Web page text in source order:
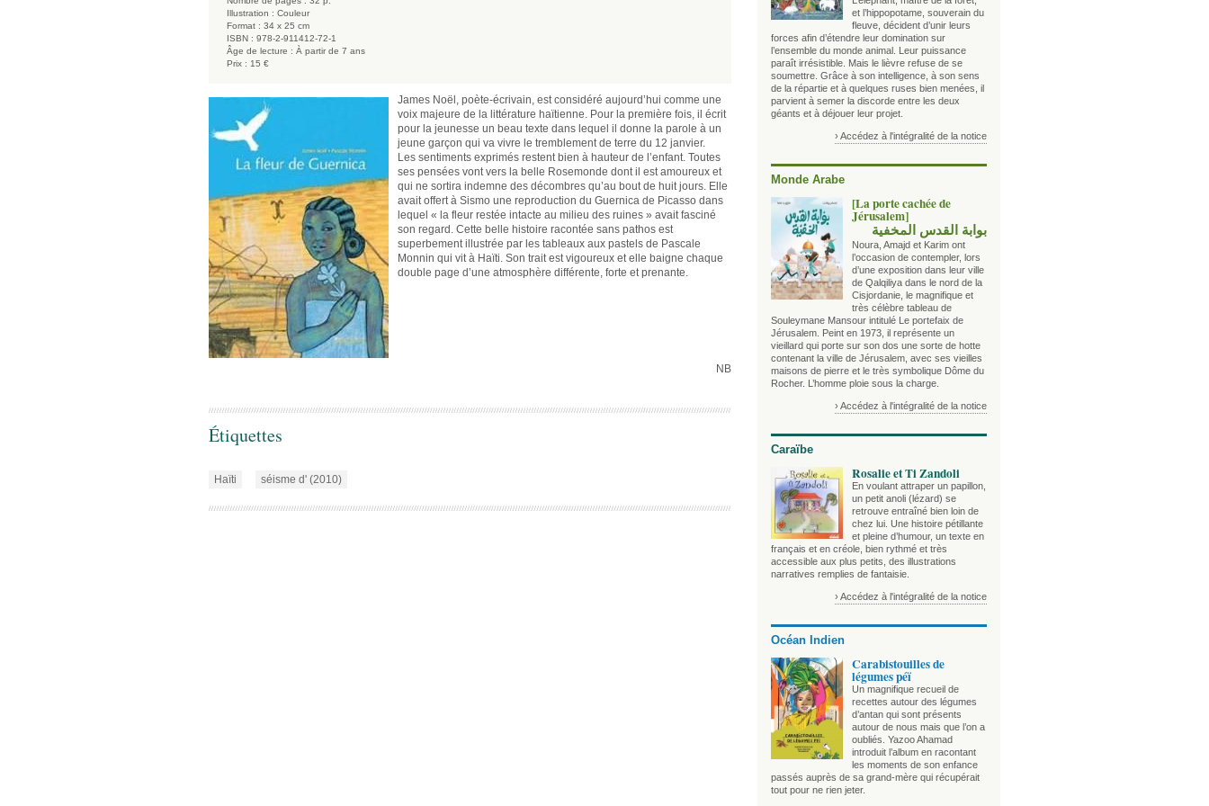
Illustration : Couleur
Format : 34 x 25 cm
ISBN : 978-2-911412-72-1
Âge de lecture : À partir de 7 ans
Prix : 15 €
James Noël, poète-écrivain, est considéré aujourd’hui comme une
voix majeure de la littérature haïtienne. Pour la première fois, il écrit
pour la jeunesse un beau texte dans lequel il donne la parole à un
jeune garçon qui va vivre le tremblement de terre du 12 janvier.
Les sentiments exprimés restent bien à hauteur de l’enfant. Toutes
ses pensées vont vers la belle Rosemonde dont il est amoureux et
qui ne sortira indemne des décombres qu’au bout de huit jours. Elle
avait offert à Sismo une reproduction du Guernica de Picasso dans
lequel « la fleur restée intacte au milieu des ruines » avait fasciné
son regard. Cette belle histoire racontée sans pathos est
superbement illustrée par les tableaux aux pastels de Pascale
Monnin qui vit à Haïti. Son trait est vigoureux et elle baigne chaque
double page d’une atmosphère différente, forte et prenante.
NB
Étiquettes
Haïti séisme d' (2010)
et l’hippopotame, souverain du
fleuve, décident d’unir leurs
forces afin d’étendre leur domination sur
l’ensemble du monde animal. Leur puissance
paraît irrésistible. Mais le lièvre refuse de se
soumettre. Grâce à son intelligence, à son sens
de la répartie et à quelques ruses bien menées, il
parvient à semer la discorde entre les deux
géants et à déjouer leur projet.
› Accédez à l'intégralité de la notice
Monde Arabe
[La porte cachée de
Jérusalem]
بوابة القدس المخفية
Noura, Amajd et Karim ont
l’occasion de contempler, lors
d’une exposition dans leur ville
de Qalqiliya dans le nord de la
Cisjordanie, le magnifique et
très célèbre tableau de
Souleymane Mansour intitulé Le portefaix de
Jérusalem. Peint en 1973, il représente un
vieillard qui porte sur son dos une sorte de hotte
contenant la ville de Jérusalem, avec ses vieilles
maisons de pierre et le très symbolique Dôme du
Rocher. L’homme ploie sous la charge.
› Accédez à l'intégralité de la notice
Caraïbe
Rosalie et Ti Zandoli
En voulant attraper un papillon,
un petit anoli (lézard) se
retrouve entraîné bien loin de
chez lui. Une histoire pétillante
et pleine d’humour, un texte en
français et en créole, bien rythmé et très
accessible aux plus petits, des illustrations
narratives remplies de fantaisie.
› Accédez à l'intégralité de la notice
Océan Indien
Carabistouilles de
légumes péï
Un magnifique recueil de
recettes autour des légumes
d’antan qui sont présents
autour de nous mais que l’on a
oubliés. Yazoo Ahamad
introduit l’album en racontant
les moments de son enfance
passés auprès de sa grand-mère qui récupérait
tout pour ne rien jeter.